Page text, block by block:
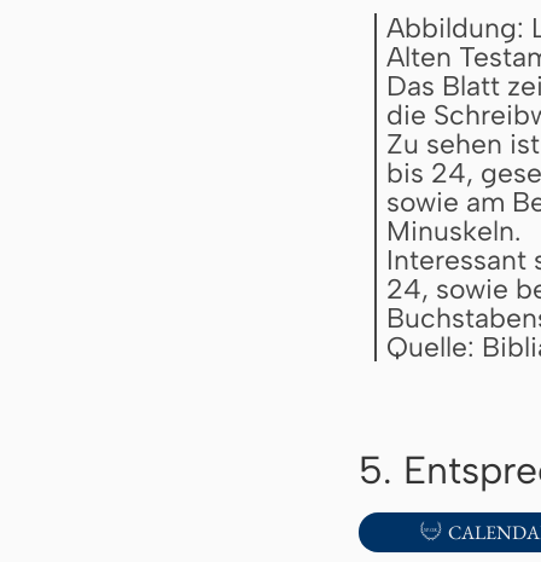
Abbildung:
Alten
Das Blatt
die
Zu sehen
bis 24,
sowie am
Minuskeln.
Interessant
24, sowie
Quelle:
5.
